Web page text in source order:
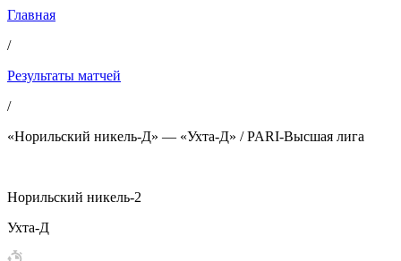
Главная
/
Результаты матчей
/
«Норильский никель-Д» — «Ухта-Д» / PARI-Высшая лига
Норильский никель-2
Ухта-Д